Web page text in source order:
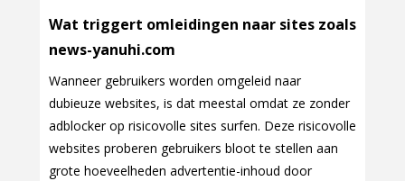
Wat triggert omleidingen naar sites zoals
news-yanuhi.com
Wanneer gebruikers worden omgeleid naar
dubieuze websites, is dat meestal omdat ze zonder
adblocker op risicovolle sites surfen. Deze risicovolle
websites proberen gebruikers bloot te stellen aan
grote hoeveelheden advertentie-inhoud door